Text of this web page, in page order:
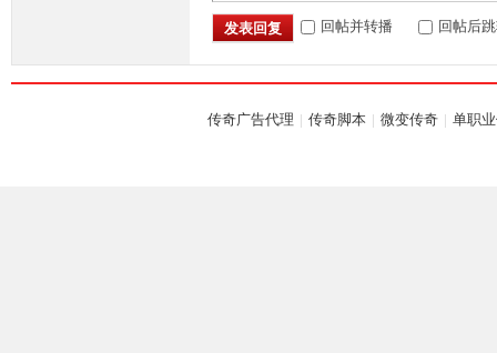
发表回复 回帖并转播 回帖后
传奇广告代理 | 传奇脚本 | 微变传奇 | 单职